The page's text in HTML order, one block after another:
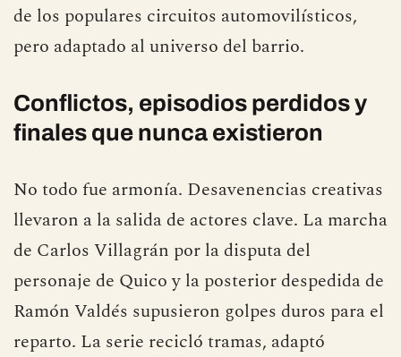
de los populares circuitos automovilísticos,
pero adaptado al universo del barrio.
Conflictos, episodios perdidos y
finales que nunca existieron
No todo fue armonía. Desavenencias creativas
llevaron a la salida de actores clave. La marcha
de Carlos Villagrán por la disputa del
personaje de Quico y la posterior despedida de
Ramón Valdés supusieron golpes duros para el
reparto. La serie recicló tramas, adaptó